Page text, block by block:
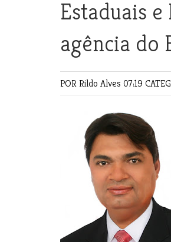
Estaduais
agência do
POR Rildo Alves 07:19